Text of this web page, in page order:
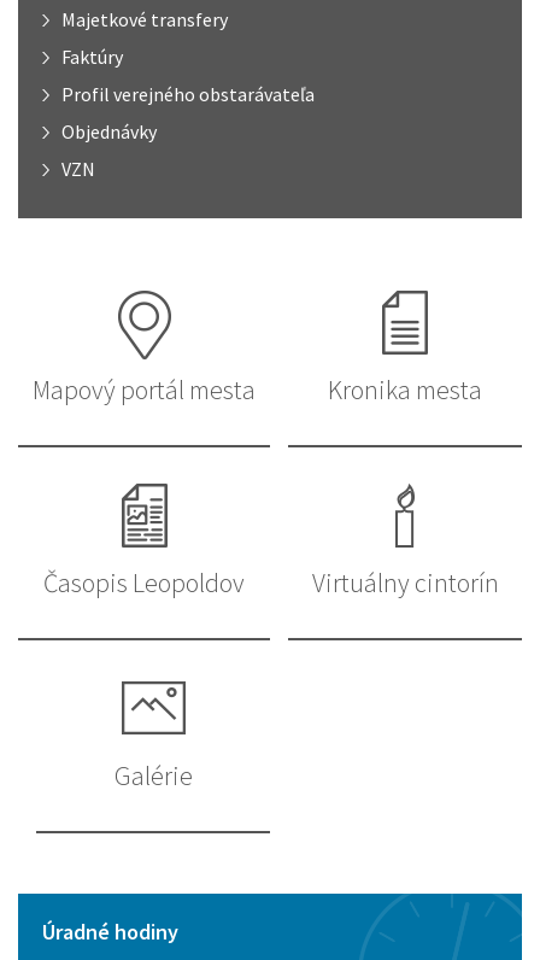
Majetkové transfery
Faktúry
Profil verejného obstarávateľa
Objednávky
VZN
Mapový portál mesta Kronika mesta
Časopis Leopoldov Virtuálny cintorín
Galérie
Úradné hodiny